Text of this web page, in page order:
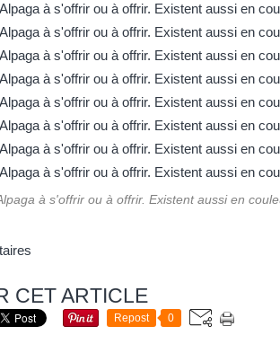
à s'offrir ou à offrir. Existent aussi en
CET ARTICLE
Repost 0